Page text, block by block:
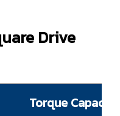
Drive
Torque Capacity